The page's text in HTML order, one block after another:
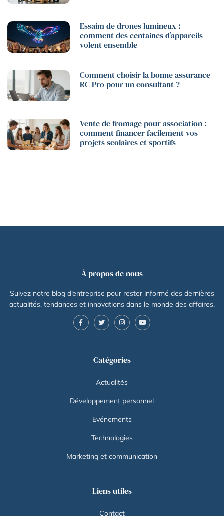
Essaim de drones lumineux :
comment des centaines d’appareils
volent ensemble
Comment choisir la bonne assurance
RC Pro pour un consultant ?
Vente de fromage pour association :
comment financer facilement vos
projets scolaires et sportifs
À propos de nous
Suivez notre blog d’entreprise pour rester informé des dernières
actualités, tendances et innovations dans le monde des affaires.
Catégories
Actualités
Développement personnel
Evénements
Technologies
Marketing et communication
Liens utiles
Contact